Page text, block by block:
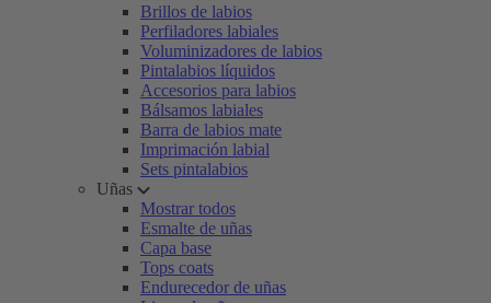
Brillos de labios
Perfiladores labiales
Voluminizadores de labios
Pintalabios líquidos
Accesorios para labios
Bálsamos labiales
Barra de labios mate
Imprimación labial
Sets pintalabios
Uñas
Mostrar todos
Esmalte de uñas
Capa base
Tops coats
Endurecedor de uñas